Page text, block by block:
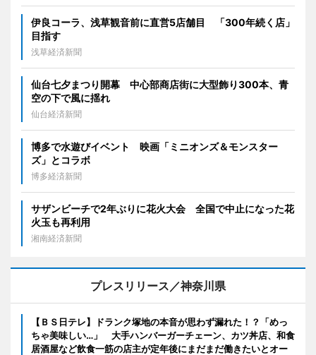
伊良コーラ、浅草観音前に直営5店舗目 「300年続く店」
目指す
浅草経済新聞
仙台七夕まつり開幕 中心部商店街に大型飾り300本、青
空の下で風に揺れ
仙台経済新聞
博多で水遊びイベント 映画「ミニオンズ＆モンスター
ズ」とコラボ
博多経済新聞
サザンビーチで2年ぶりに花火大会 全国で中止になった花
火玉も再利用
湘南経済新聞
プレスリリース／神奈川県
【ＢＳ日テレ】ドランク塚地の本音が思わず漏れた！？「めっ
ちゃ美味しい…」 大手ハンバーガーチェーン、カツ丼店、和食
居酒屋など飲食一筋の店主が定年後にまだまだ働きたいとオー